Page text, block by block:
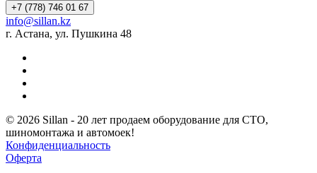
+7 (778) 746 01 67
info@sillan.kz
г. Астана, ул. Пушкина 48
© 2026 Sillan - 20 лет продаем оборудование для СТО,
шиномонтажа и автомоек!
Конфиденциальность
Оферта